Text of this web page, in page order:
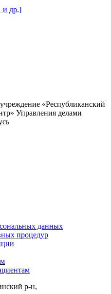
и др.]
«Республиканский
Управления делами
данных
процедур
р-н,